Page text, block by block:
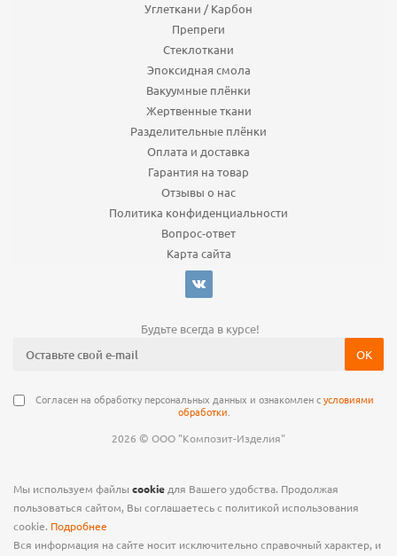
Углеткани / Карбон
Препреги
Стеклоткани
Эпоксидная смола
Вакуумные плёнки
Жертвенные ткани
Разделительные плёнки
Оплата и доставка
Гарантия на товар
Отзывы о нас
Политика конфиденциальности
Вопрос-ответ
Карта сайта
Будьте всегда в курсе!
Согласен на обработку персональных данных и ознакомлен сусловиями
обработки
2026 © ООО "Композит-Изделия"
Мы используем файлы cookie для Вашего удобства. Продолжая
пользоваться сайтом, Вы соглашаетесь с политикой использования
cookie. Подробнее
Вся информация на сайте носит исключительно справочный характер, и